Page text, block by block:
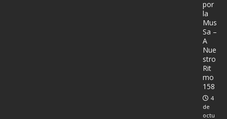
por
la
Mus
Sa –
A
Nue
stro
Rit
mo
158
4
de
octu